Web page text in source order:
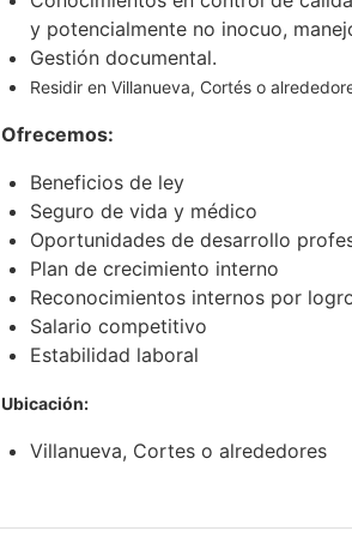
y potencialmente no inocuo,
Gestión documental.
Residir en Villanueva, Cortés o
Ofrecemos:
Beneficios de ley
Seguro de vida y médico
Oportunidades de desarrollo
Plan de crecimiento interno
Reconocimientos internos por
Salario competitivo
Estabilidad laboral
Ubicación:
Villanueva, Cortes o alrededores